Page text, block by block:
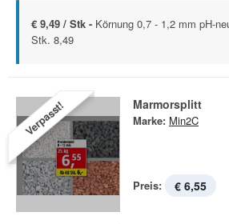
€ 9,49 / Stk - Körnung 0,7 - 1,2 mm pH-
Stk. 8,49
Verpasst! Marmorsplitt
Marke: Min2C
Preis: € 6,55